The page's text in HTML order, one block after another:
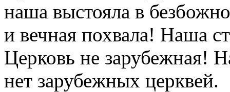
наша выстояла в
и вечная похвала! Наша
Церковь не зарубежная!
нет зарубежных церквей.